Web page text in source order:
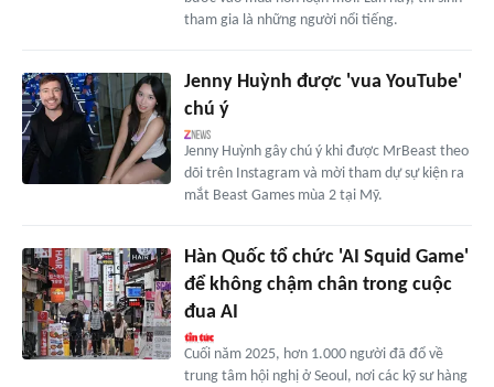
tham gia là những người nổi tiếng.
Jenny Huỳnh được 'vua YouTube'
chú ý
Jenny Huỳnh gây chú ý khi được MrBeast theo
dõi trên Instagram và mời tham dự sự kiện ra
mắt Beast Games mùa 2 tại Mỹ.
Hàn Quốc tổ chức 'AI Squid Game'
để không chậm chân trong cuộc
đua AI
Cuối năm 2025, hơn 1.000 người đã đổ về
trung tâm hội nghị ở Seoul, nơi các kỹ sư hàng